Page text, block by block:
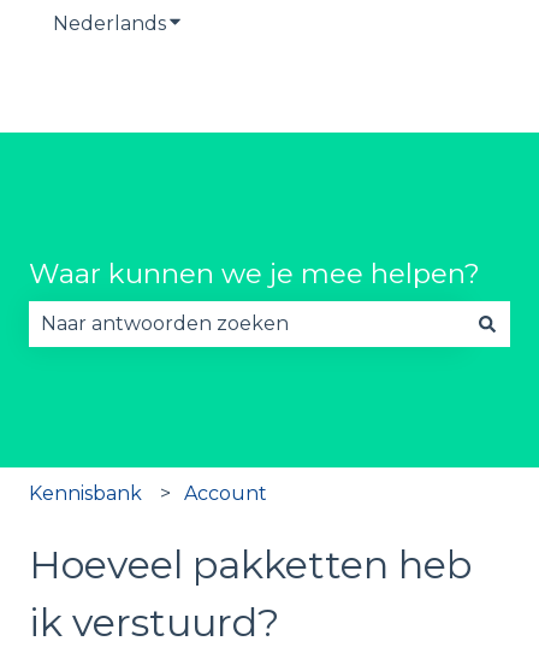
NederlandsSubmenu tonen voor vertalingen
Waar kunnen we je mee helpen?
Kennisbank Account
Hoeveel pakketten heb
ik verstuurd?